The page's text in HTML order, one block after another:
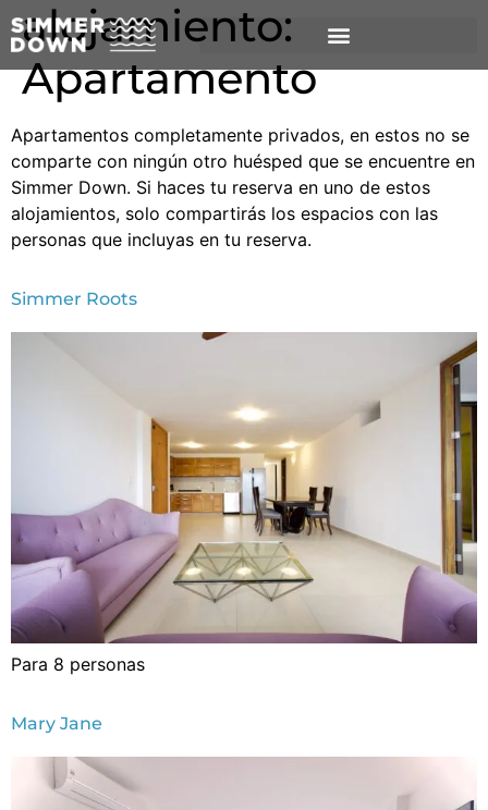
alojamiento:
Apartamento
Apartamentos completamente privados, en estos no se
comparte con ningún otro huésped que se encuentre en
Simmer Down. Si haces tu reserva en uno de estos
alojamientos, solo compartirás los espacios con las
personas que incluyas en tu reserva.
Simmer Roots
Para 8 personas
Mary Jane